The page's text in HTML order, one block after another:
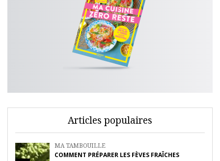
Articles populaires
MA TAMBOUILLE
COMMENT PRÉPARER LES FÈVES FRAÎCHES